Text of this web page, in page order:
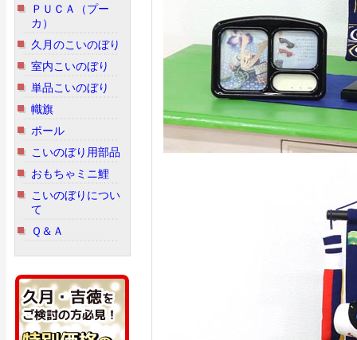
ＰＵＣＡ（プー
カ）
久月のこいのぼり
室内こいのぼり
単品こいのぼり
幟旗
ポール
こいのぼり用部品
おもちゃミニ鯉
こいのぼりについ
て
Ｑ＆Ａ